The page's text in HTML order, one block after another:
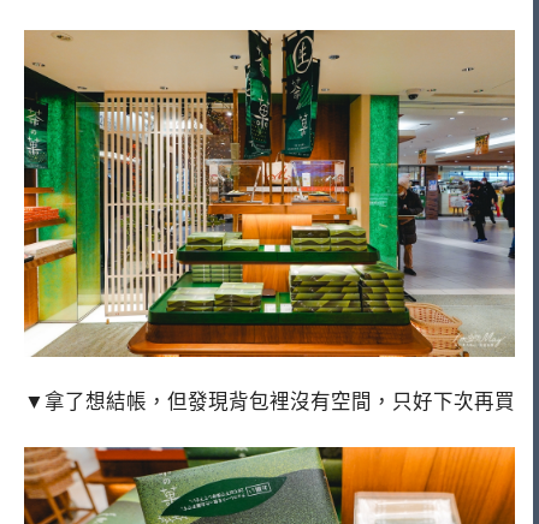
▼拿了想結帳，但發現背包裡沒有空間，只好下次再買